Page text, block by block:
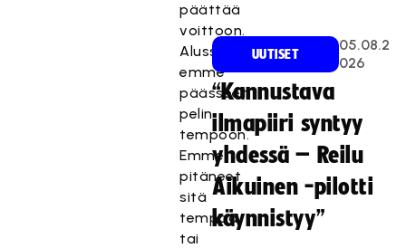
päättää
voittoon.
Alussa
emme
päässeet
pelin
tempoon.
Emme
pitäneet
sitä
tempoa
tai
UUTISET
05.08.2
026
“Kannustava
ilmapiiri syntyy
yhdessä – Reilu
Aikuinen -pilotti
käynnistyy”